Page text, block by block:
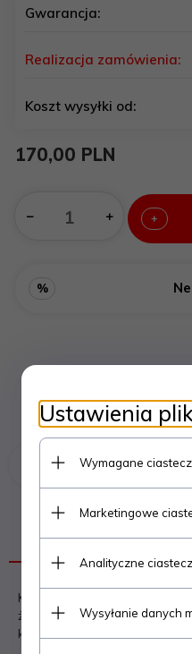
Gwarancja:
Realizacja zamówienia:
Koszt wysyłki od:
170,00 PLN
+
%
Poprzedni produkt
OPIS PRODUKTU
KRATKA kominkowa 17x30
żaluzją. Zapraszamy do
kratek kominkowych ze
Ustawienia
Wymagane
Marketingowe
Analityczne
Wysyłanie danych